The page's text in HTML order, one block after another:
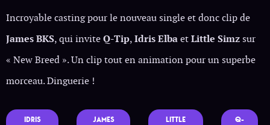
Incroyable casting pour le nouveau single et donc clip de
James BKS, qui inviteQ-Tip,Idris ElbaetLittle Simz sur
« New Breed ». Un clip tout en animation pour un superbe
morceau. Dinguerie !
IDRIS
JAMES
LITTLE
Q-